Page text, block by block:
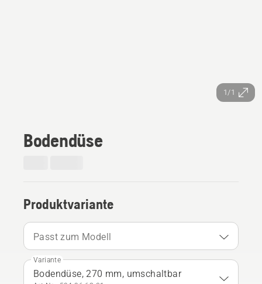
1/1
Bodendüse
Produktvariante
Passt zum Modell
Variante
Bodendüse, 270 mm, umschaltbar